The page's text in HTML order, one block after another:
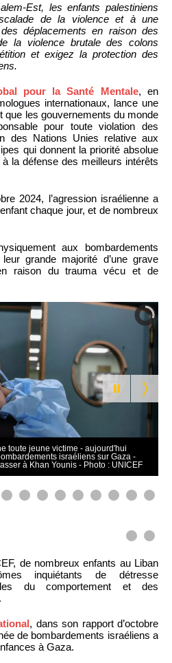
Est, les enfants palestiniens
de la violence et à une
déplacements en raison des
la violence brutale des colons
et exigez la protection des
pour la Santé Mentale, en
internationaux, lance une
que les gouvernements du monde
pour toute violation des
des Nations Unies relative aux
qui donnent la priorité absolue
la défense des meilleurs intérêts
2024, l’agression israélienne a
chaque jour, et de nombreux
aux bombardements
grande majorité d’une grave
raison du trauma vécu et de
toute jeune victime - aujourd'hui
israéliens sur Gaza -
à Khan Younis - Photo : UNICEF
de nombreux enfants au Liban
inquiétants de détresse
du comportement et des
, dans son rapport d’octobre
de bombardements israéliens a
à Gaza.